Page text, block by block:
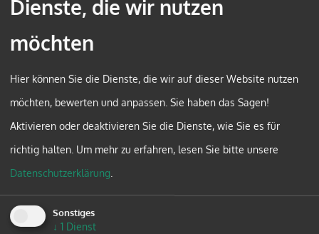
DIÖZESE ST. PÖLTEN
Dienste, die wir nutzen
möchten
Hier können Sie die Dienste, die wir auf dieser Website nutzen
möchten, bewerten und anpassen. Sie haben das Sagen!
Aktivieren oder deaktivieren Sie die Dienste, wie Sie es für
richtig halten. Um mehr zu erfahren, lesen Sie bitte unsere
Datenschutzerklärung
Sonstiges
↓ 1 Dienst